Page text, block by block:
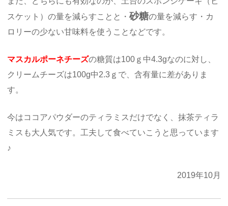
スケット）の量を減らすことと・砂糖の量を減らす・カ
ロリーの少ない甘味料を使うことなどです。
マスカルポーネチーズの糖質は100ｇ中4.3gなのに対し、
クリームチーズは100g中2.3ｇで、含有量に差がありま
す。
今はココアパウダーのティラミスだけでなく、抹茶ティラ
ミスも大人気です。工夫して食べていこうと思っています
♪
2019年10月